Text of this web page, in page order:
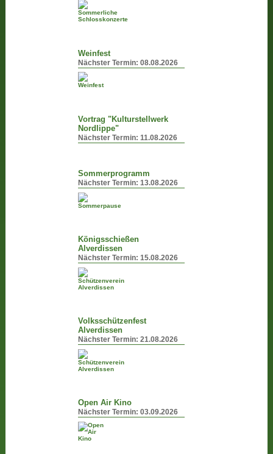
Weinfest
Nächster Termin:08.08.2026
Vortrag "Kulturstellwerk
Nordlippe"
Nächster Termin:11.08.2026
Sommerprogramm
Nächster Termin:13.08.2026
Königsschießen
Alverdissen
Nächster Termin:15.08.2026
Volksschützenfest
Alverdissen
Nächster Termin:21.08.2026
Open Air Kino
Nächster Termin:03.09.2026